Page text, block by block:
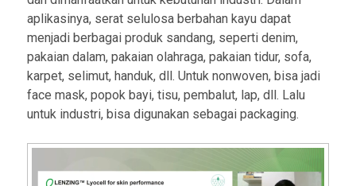
aplikasinya, serat selulosa berbahan kayu dapat
menjadi berbagai produk sandang, seperti denim,
pakaian dalam, pakaian olahraga, pakaian tidur, sofa,
karpet, selimut, handuk, dll. Untuk nonwoven, bisa jadi
face mask, popok bayi, tisu, pembalut, lap, dll. Lalu
untuk industri, bisa digunakan sebagai packaging.